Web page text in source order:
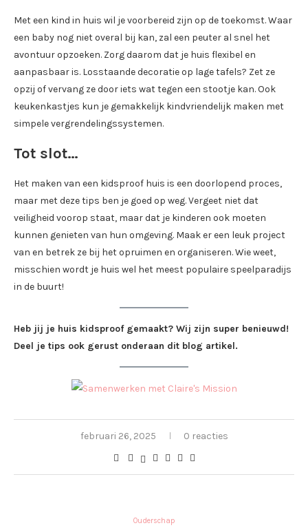
Met een kind in huis wil je voorbereid zijn op de toekomst. Waar
een baby nog niet overal bij kan, zal een peuter al snel het
avontuur opzoeken. Zorg daarom dat je huis flexibel en
aanpasbaar is. Losstaande decoratie op lage tafels? Zet ze
opzij of vervang ze door iets wat tegen een stootje kan. Ook
keukenkastjes kun je gemakkelijk kindvriendelijk maken met
simpele vergrendelingssystemen.
Tot slot…
Het maken van een kidsproof huis is een doorlopend proces,
maar met deze tips ben je goed op weg. Vergeet niet dat
veiligheid voorop staat, maar dat je kinderen ook moeten
kunnen genieten van hun omgeving. Maak er een leuk project
van en betrek ze bij het opruimen en organiseren. Wie weet,
misschien wordt je huis wel het meest populaire speelparadijs
in de buurt!
Heb jij je huis kidsproof gemaakt? Wij zijn super benieuwd!
Deel je tips ook gerust onderaan dit blog artikel.
februari 26, 2025 0 reacties
Ouderschap